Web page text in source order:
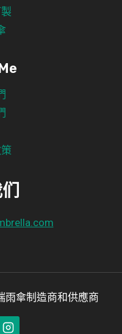
雨傘制造商和供應商